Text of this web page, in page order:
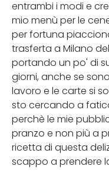
entrambi i modi e
mio menù per le
per fortuna
trasferta a Milano
portando un po' di
giorni, anche se
lavoro e le carte si
sto cercando a
perchè le mie
pranzo e non più a
ricetta di questa
scappo a prendere